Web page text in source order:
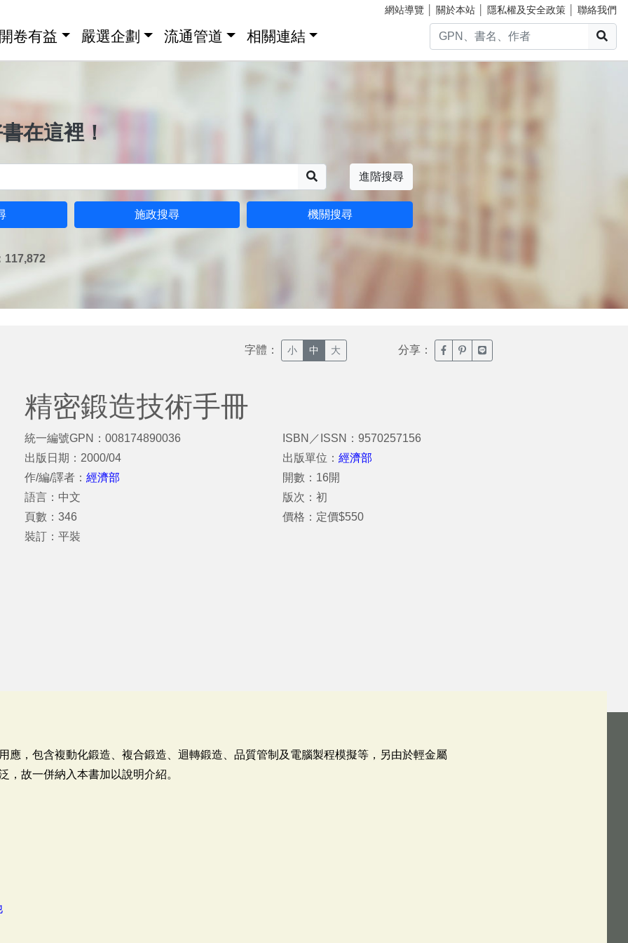
網站導覽 關於本站 隱私權及安全政策 聯絡我們
卷有益 嚴選企劃 流通管道 相關連結
在這裡！
進階搜尋
施政搜尋 機關搜尋
117,872
字體： 小 中 大 分享： 臉書分享(另開新視窗)
噗浪分享(另開新視窗)
Line分享(另開新視窗)
精密鍛造技術手冊
統一編號GPN：008174890036
出版日期：2000/04
作/編/譯者： 經濟部
語言：中文
頁數：346
裝訂：平裝
ISBN／ISSN：9570257156
出版單位：經濟部
開數：16開
版次：初
價格：定價$550
應，包含複動化鍛造、複合鍛造、迴轉鍛造、品質管制及電腦製程模擬等，另由於輕金屬
，故一併納入本書加以說明介紹。